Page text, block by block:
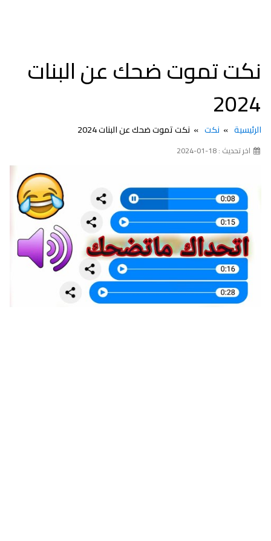
نكت تموت ضحك عن البنات
2024
الرئيسية نكت نكت تموت ضحك عن البنات 2024
اخر تحديث : 18-01-2024